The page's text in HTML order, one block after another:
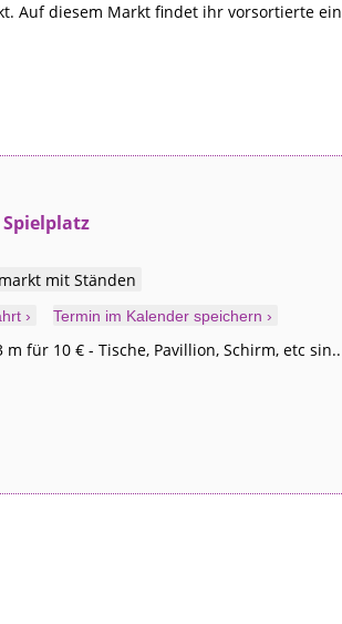
Auf diesem Markt findet ihr vorsortierte
mit Ständen
› Termin im Kalender speichern ›
für 10 € - Tische, Pavillion, Schirm, etc sin..